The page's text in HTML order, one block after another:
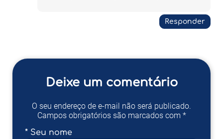
Responder
Deixe um comentário
O seu endereço de e-mail não será publicado.
Campos obrigatórios são marcados com *
* Seu nome